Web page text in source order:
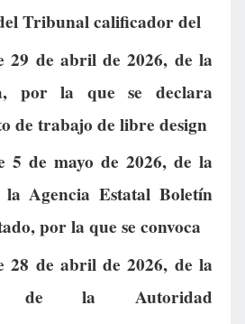
Tribunal calificador del
29 de abril de 2026, de la
por la que se declara
de trabajo de libre design
5 de mayo de 2026, de la
Agencia Estatal Boletín
por la que se convoca
28 de abril de 2026, de la
de la Autoridad